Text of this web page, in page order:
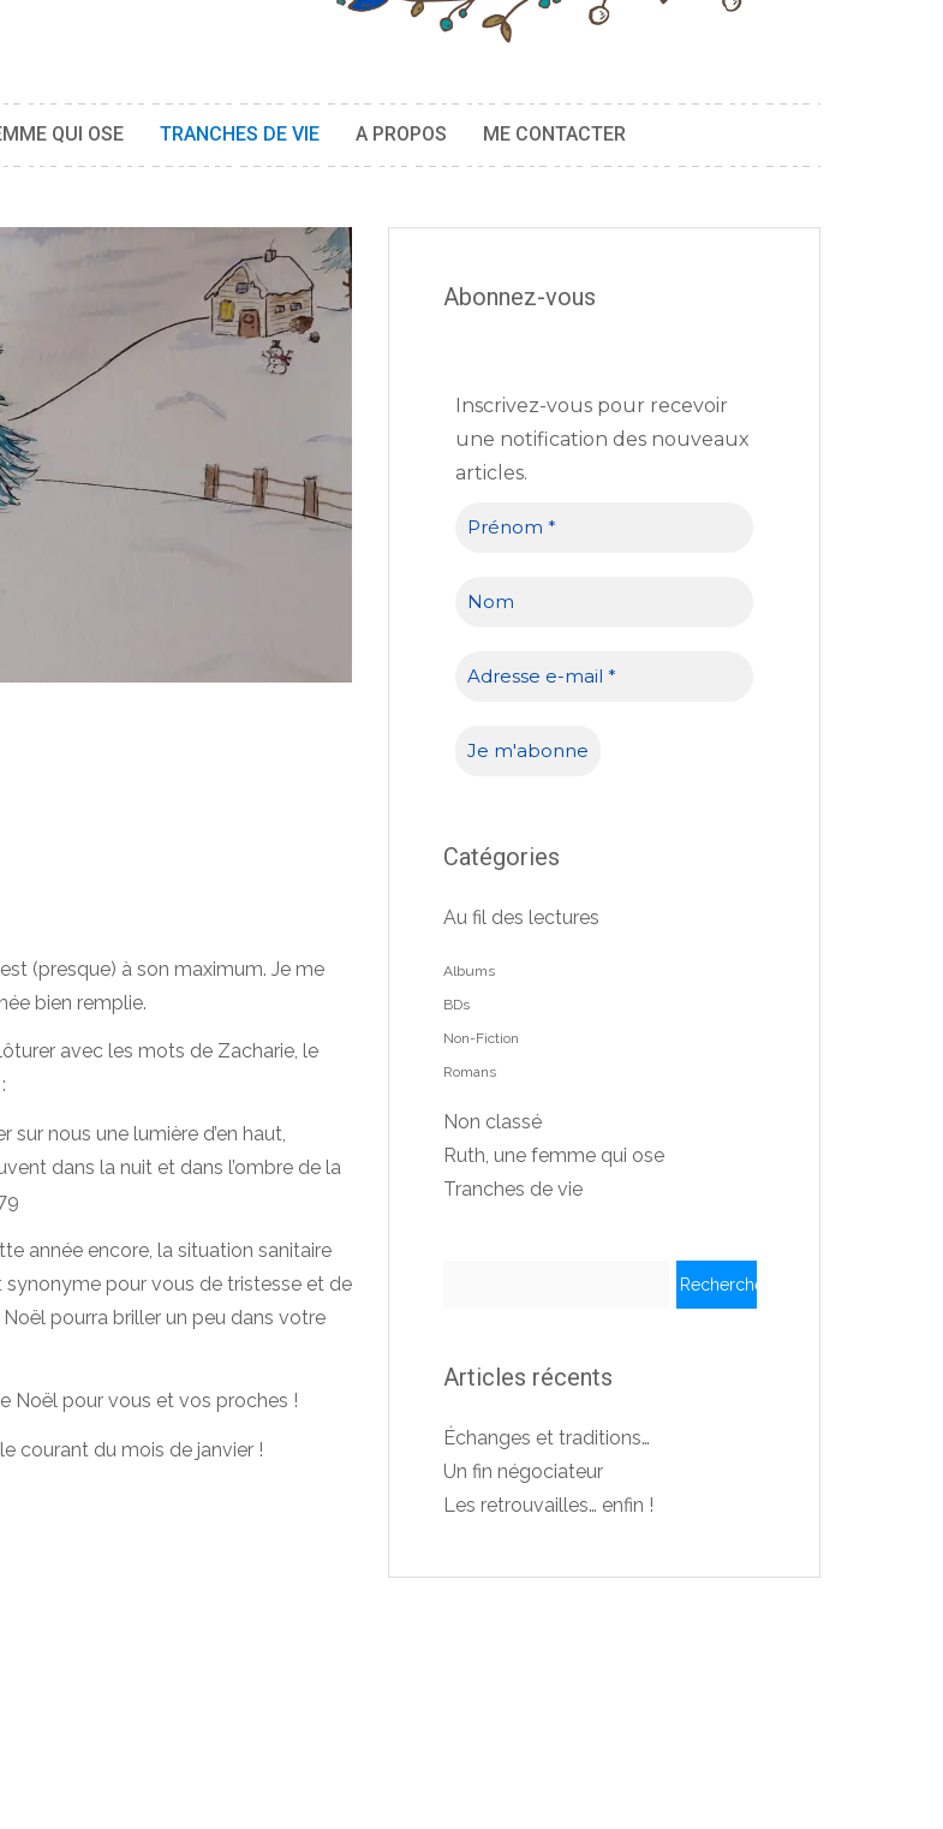
QUI OSE TRANCHES DE VIE A PROPOS ME CONTACTER
(presque) à son maximum. Je me
bien remplie.
avec les mots de Zacharie, le
nous une lumière d’en haut,
dans la nuit et dans l’ombre de la
année encore, la situation sanitaire
pour vous de tristesse et de
pourra briller un peu dans votre
Noël pour vous et vos proches !
courant du mois de janvier !
Abonnez-vous
Inscrivez-vous pour recevoir
une notification des nouveaux
articles.
Catégories
Au fil des lectures
Albums
BDs
Non-Fiction
Romans
Non classé
Ruth, une femme qui ose
Tranches de vie
Articles récents
Échanges et traditions…
Un fin négociateur
Les retrouvailles… enfin !